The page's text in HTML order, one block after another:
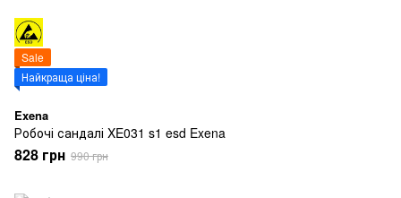
Sale
Найкраща ціна!
Exena
Робочі сандалі XE031 s1 esd Exena
828 грн 990 грн